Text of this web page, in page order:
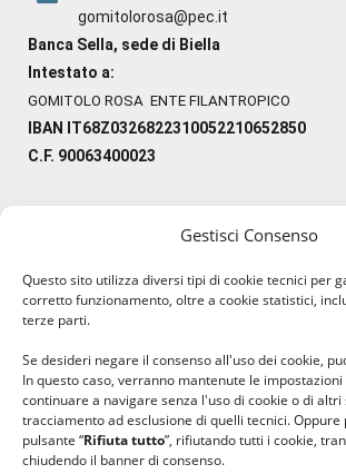
Gestisci Consenso
Questo sito utilizza diversi tipi di cookie tecnici per
corretto funzionamento, oltre a cookie statistici,
terze parti.
Se desideri negare il consenso all'uso dei cookie,
In questo caso, verranno mantenute le
continuare a navigare senza l'uso di cookie o di
tracciamento ad esclusione di quelli tecnici. Oppure
pulsante “Rifiuta tutto”, rifiutando tutti i cookie,
chiudendo il banner di consenso.
gomitolorosa@pec.it
Banca Sella, sede di Biella
Intestato a:
GOMITOLO ROSA ENTE FILANTROPICO
IBAN IT68Z0326822310052210652850
C.F. 90063400023
#lanaterapia
#ilcaloredellempatia